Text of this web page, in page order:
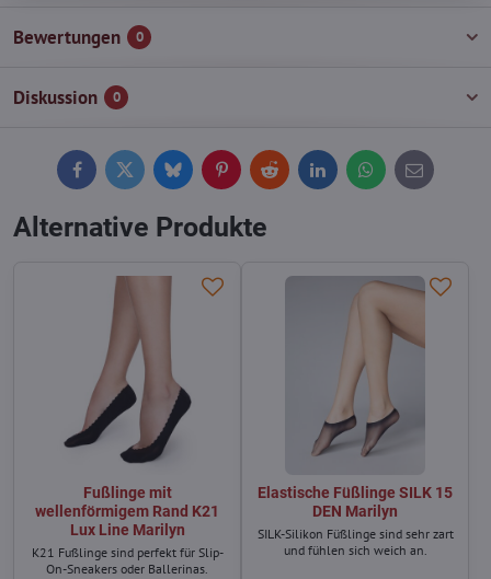
Bewertungen 0
Diskussion 0
FacebookTwitterBlueskyPinterestReddit LinkedInWhatsApp
E-
mail
Alternative Produkte
Fußlinge mit
wellenförmigem Rand K21
Lux Line Marilyn
K21 Fußlinge sind perfekt für Slip-
On-Sneakers oder Ballerinas.
Elastische Füßlinge SILK 15
DEN Marilyn
SILK-Silikon Füßlinge sind sehr zart
und fühlen sich weich an.